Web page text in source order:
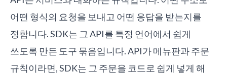
어떤 형식의 요청을 보내고 어떤 응답을 받는지를
정합니다. SDK는 그 API를 특정 언어에서 쉽게
쓰도록 만든 도구 묶음입니다. API가 메뉴판과 주문
규칙이라면, SDK는 그 주문을 코드로 쉽게 넣게 해